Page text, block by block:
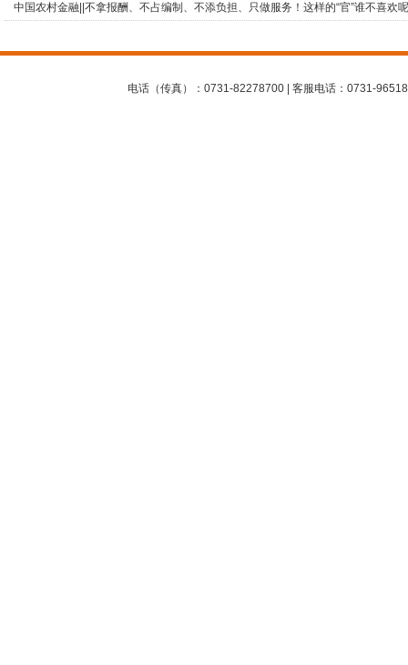
中国农村金融||不拿报酬、不占编制、不添负担、只做服务！这样的“官”谁不喜欢
电话（传真）：0731-82278700 | 客服电话：0731-